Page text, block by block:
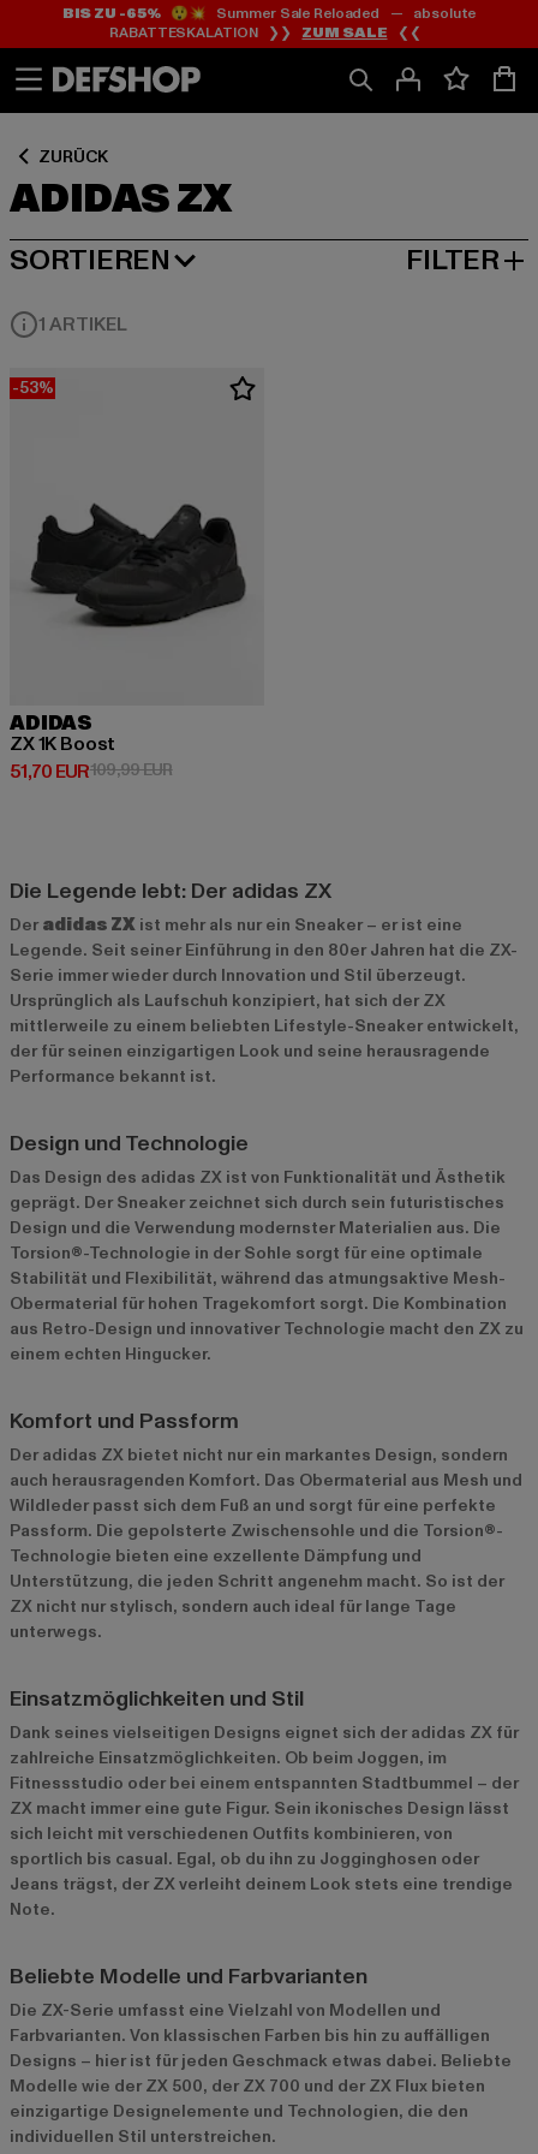
Zum
Inhalt
springen
Zum
Fußzeile
springen
BIS ZU -65%😲💥 Summer Sale Reloaded — absolute
RABATTESKALATION ❯❯ ZUM SALE ❮❮
ZURÜCK
ADIDAS ZX
Zum
Produktraster
springen
SORTIEREN
BELIEBTESTE FILTER
1 ARTIKEL
-53%
ADIDAS
ZX 1K Boost
51,70 EUR
Derzeitiger Preis: 51,70 EUR
109,99 EURAktionspreis: 109,99 EUR
Die Legende lebt: Der adidas ZX
Der adidas ZX ist mehr als nur ein Sneaker – er ist eine
Legende. Seit seiner Einführung in den 80er Jahren hat die ZX-
Serie immer wieder durch Innovation und Stil überzeugt.
Ursprünglich als Laufschuh konzipiert, hat sich der ZX
mittlerweile zu einem beliebten Lifestyle-Sneaker entwickelt,
der für seinen einzigartigen Look und seine herausragende
Performance bekannt ist.
Design und Technologie
Das Design des adidas ZX ist von Funktionalität und Ästhetik
geprägt. Der Sneaker zeichnet sich durch sein futuristisches
Design und die Verwendung modernster Materialien aus. Die
Torsion®-Technologie in der Sohle sorgt für eine optimale
Stabilität und Flexibilität, während das atmungsaktive Mesh-
Obermaterial für hohen Tragekomfort sorgt. Die Kombination
aus Retro-Design und innovativer Technologie macht den ZX zu
einem echten Hingucker.
Komfort und Passform
Der adidas ZX bietet nicht nur ein markantes Design, sondern
auch herausragenden Komfort. Das Obermaterial aus Mesh und
Wildleder passt sich dem Fuß an und sorgt für eine perfekte
Passform. Die gepolsterte Zwischensohle und die Torsion®-
Technologie bieten eine exzellente Dämpfung und
Unterstützung, die jeden Schritt angenehm macht. So ist der
ZX nicht nur stylisch, sondern auch ideal für lange Tage
unterwegs.
Einsatzmöglichkeiten und Stil
Dank seines vielseitigen Designs eignet sich der adidas ZX für
zahlreiche Einsatzmöglichkeiten. Ob beim Joggen, im
Fitnessstudio oder bei einem entspannten Stadtbummel – der
ZX macht immer eine gute Figur. Sein ikonisches Design lässt
sich leicht mit verschiedenen Outfits kombinieren, von
sportlich bis casual. Egal, ob du ihn zu Jogginghosen oder
Jeans trägst, der ZX verleiht deinem Look stets eine trendige
Note.
Beliebte Modelle und Farbvarianten
Die ZX-Serie umfasst eine Vielzahl von Modellen und
Farbvarianten. Von klassischen Farben bis hin zu auffälligen
Designs – hier ist für jeden Geschmack etwas dabei. Beliebte
Modelle wie der ZX 500, der ZX 700 und der ZX Flux bieten
einzigartige Designelemente und Technologien, die den
individuellen Stil unterstreichen.